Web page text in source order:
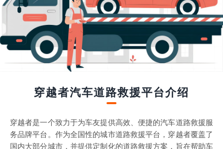
穿越者汽车道路救援平台介绍
穿越者是一个致力于为车友提供高效、便捷的汽车道路救援服
务品牌平台。作为全国性的城市道路救援平台，穿越者覆盖了
国内大部分城市，并提供定制化的道路救援方案，旨在帮助车